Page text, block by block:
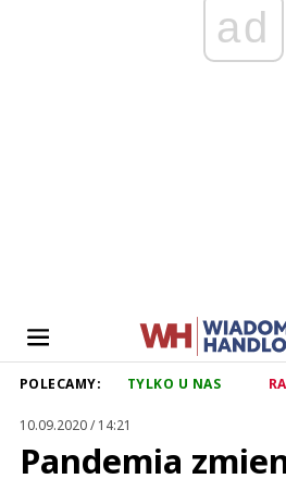
ad
POLECAMY: TYLKO U NAS
10.09.2020 / 14:21
Pandemia